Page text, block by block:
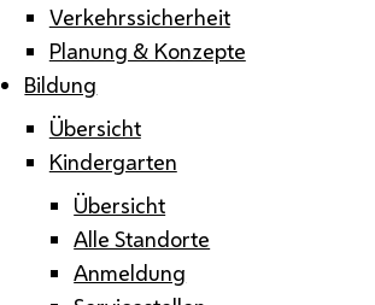
Verkehrssicherheit
Planung & Konzepte
Bildung
Übersicht
Kindergarten
Übersicht
Alle Standorte
Anmeldung